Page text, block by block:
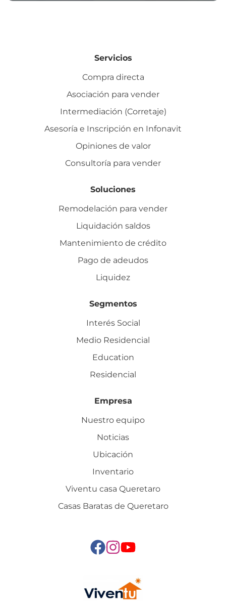
Servicios
Compra directa
Asociación para vender
Intermediación (Corretaje)
Asesoría e Inscripción en Infonavit
Opiniones de valor
Consultoría para vender
Soluciones
Remodelación para vender
Liquidación saldos
Mantenimiento de crédito
Pago de adeudos
Liquidez
Segmentos
Interés Social
Medio Residencial
Education
Residencial
Empresa
Nuestro equipo
Noticias
Ubicación
Inventario
Viventu casa Queretaro
Casas Baratas de Queretaro